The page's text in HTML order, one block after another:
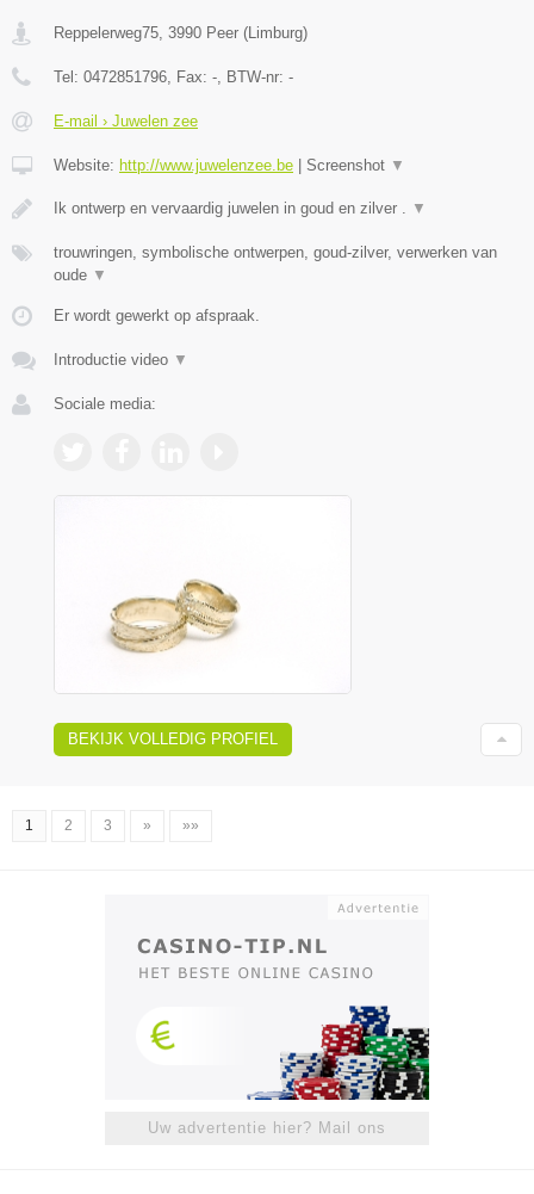
Reppelerweg75, 3990 Peer (Limburg)
Tel: 0472851796, Fax: -, BTW-nr: -
E-mail › Juwelen zee
Website: http://www.juwelenzee.be Screenshot ▼
Ik ontwerp en vervaardig juwelen in goud en zilver . ▼
trouwringen, symbolische ontwerpen, goud-zilver, verwerken van
oude ▼
Er wordt gewerkt op afspraak.
Introductie video ▼
Sociale media:
BEKIJK VOLLEDIG PROFIEL
1 2 3 » »»
Uw advertentie hier? Mail ons